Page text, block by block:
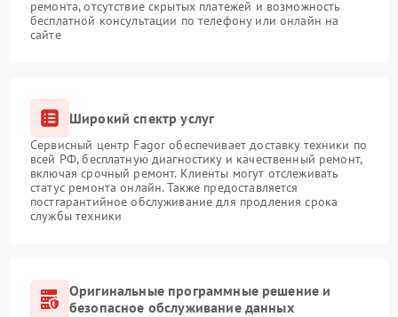
ремонта, отсутствие скрытых платежей и возможность
бесплатной консультации по телефону или онлайн на
сайте
Широкий спектр услуг
Сервисный центр Fagor обеспечивает доставку техники по
всей РФ, бесплатную диагностику и качественный ремонт,
включая срочный ремонт. Клиенты могут отслеживать
статус ремонта онлайн. Также предоставляется
постгарантийное обслуживание для продления срока
службы техники
Оригинальные программные решение и
безопасное обслуживание данных